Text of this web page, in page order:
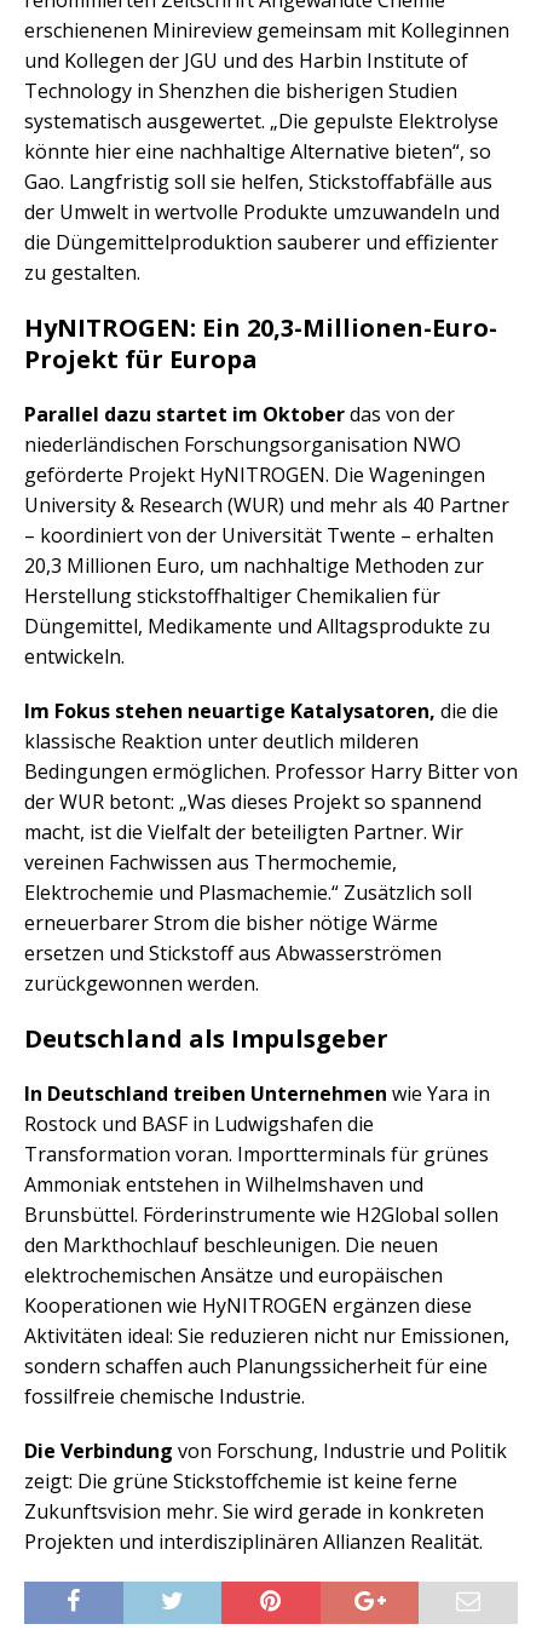
erschienenen Minireview gemeinsam mit Kolleginnen
und Kollegen der JGU und des Harbin Institute of
Technology in Shenzhen die bisherigen Studien
systematisch ausgewertet. „Die gepulste Elektrolyse
könnte hier eine nachhaltige Alternative bieten“, so
Gao. Langfristig soll sie helfen, Stickstoffabfälle aus
der Umwelt in wertvolle Produkte umzuwandeln und
die Düngemittelproduktion sauberer und effizienter
zu gestalten.
HyNITROGEN: Ein 20,3-Millionen-Euro-
Projekt für Europa
Parallel dazu startet im Oktoberdas von der
niederländischen Forschungsorganisation NWO
geförderte Projekt HyNITROGEN. Die Wageningen
University & Research (WUR) und mehr als 40 Partner
– koordiniert von der Universität Twente – erhalten
20,3 Millionen Euro, um nachhaltige Methoden zur
Herstellung stickstoffhaltiger Chemikalien für
Düngemittel, Medikamente und Alltagsprodukte zu
entwickeln.
Im Fokus stehen neuartige Katalysatoren, die die
klassische Reaktion unter deutlich milderen
Bedingungen ermöglichen. Professor Harry Bitter von
der WUR betont: „Was dieses Projekt so spannend
macht, ist die Vielfalt der beteiligten Partner. Wir
vereinen Fachwissen aus Thermochemie,
Elektrochemie und Plasmachemie.“ Zusätzlich soll
erneuerbarer Strom die bisher nötige Wärme
ersetzen und Stickstoff aus Abwasserströmen
zurückgewonnen werden.
Deutschland als Impulsgeber
In Deutschland treiben Unternehmen wie Yara in
Rostock und BASF in Ludwigshafen die
Transformation voran. Importterminals für grünes
Ammoniak entstehen in Wilhelmshaven und
Brunsbüttel. Förderinstrumente wie H2Global sollen
den Markthochlauf beschleunigen. Die neuen
elektrochemischen Ansätze und europäischen
Kooperationen wie HyNITROGEN ergänzen diese
Aktivitäten ideal: Sie reduzieren nicht nur Emissionen,
sondern schaffen auch Planungssicherheit für eine
fossilfreie chemische Industrie.
Die Verbindung von Forschung, Industrie und Politik
zeigt: Die grüne Stickstoffchemie ist keine ferne
Zukunftsvision mehr. Sie wird gerade in konkreten
Projekten und interdisziplinären Allianzen Realität.